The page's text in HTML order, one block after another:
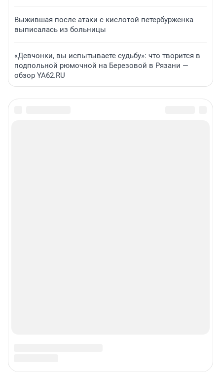
Выжившая после атаки с кислотой петербурженка
выписалась из больницы
«Девчонки, вы испытываете судьбу»: что творится в
подпольной рюмочной на Березовой в Рязани —
обзор YA62.RU